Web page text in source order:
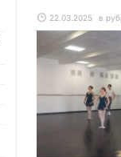
22.03.2025 в